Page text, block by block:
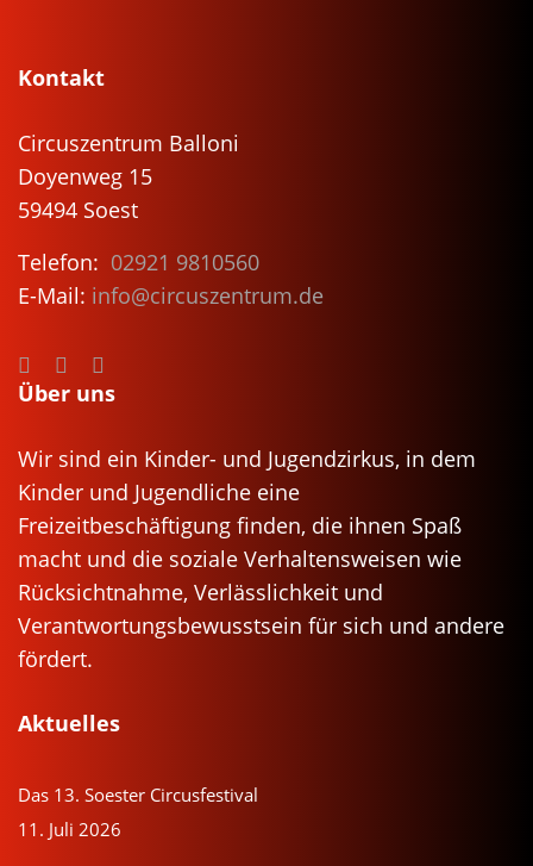
Kontakt
Circuszentrum Balloni
Doyenweg 15
59494 Soest
Telefon: 02921 9810560
E-Mail: info@circuszentrum.de
Über uns
Wir sind ein Kinder- und Jugendzirkus, in dem
Kinder und Jugendliche eine
Freizeitbeschäftigung finden, die ihnen Spaß
macht und die soziale Verhaltensweisen wie
Rücksichtnahme, Verlässlichkeit und
Verantwortungsbewusstsein für sich und andere
fördert.
Aktuelles
Das 13. Soester Circusfestival
11. Juli 2026